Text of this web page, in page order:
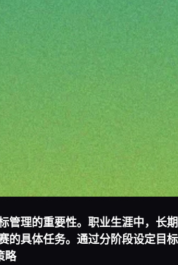
管理的重要性。职业生涯中，长
的具体任务。通过分阶段设定目
略